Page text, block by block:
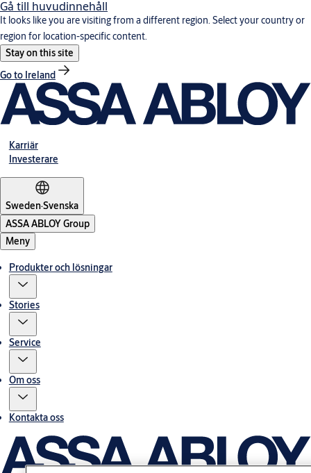
Gå till huvudinnehåll
It looks like you are visiting from a different region. Select your country or
region for location-specific content.
Stay on this site
Go to Ireland
Karriär
Investerare
Sweden·Svenska
ASSA ABLOY Group
Meny
Produkter och lösningar
Stories
Service
Om oss
Kontakta oss